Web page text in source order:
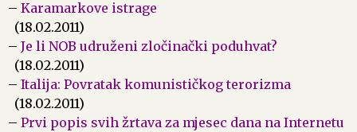
– Karamarkove istrage
(18.02.2011)
– Je li NOB udruženi zločinački poduhvat?
(18.02.2011)
– Italija: Povratak komunističkog terorizma
(18.02.2011)
– Prvi popis svih žrtava za mjesec dana na Internetu